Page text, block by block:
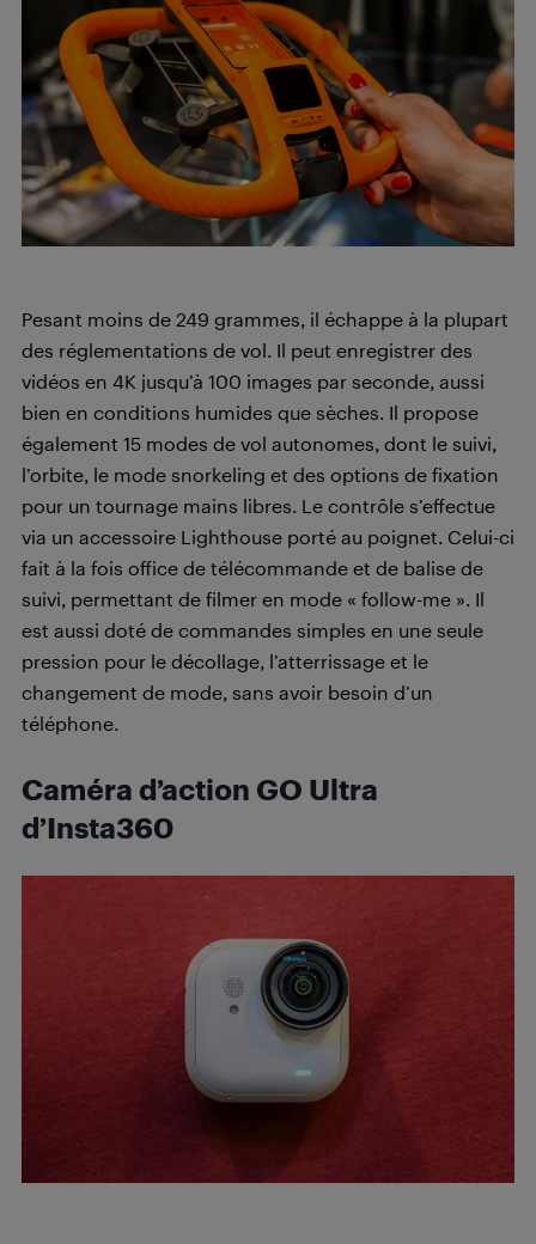
Pesant moins de 249 grammes, il échappe à la plupart
des réglementations de vol. Il peut enregistrer des
vidéos en 4K jusqu’à 100 images par seconde, aussi
bien en conditions humides que sèches. Il propose
également 15 modes de vol autonomes, dont le suivi,
l’orbite, le mode snorkeling et des options de fixation
pour un tournage mains libres. Le contrôle s’effectue
via un accessoire Lighthouse porté au poignet. Celui-ci
fait à la fois office de télécommande et de balise de
suivi, permettant de filmer en mode « follow-me ». Il
est aussi doté de commandes simples en une seule
pression pour le décollage, l’atterrissage et le
changement de mode, sans avoir besoin d’un
téléphone.
Caméra d’action GO Ultra
d’Insta360